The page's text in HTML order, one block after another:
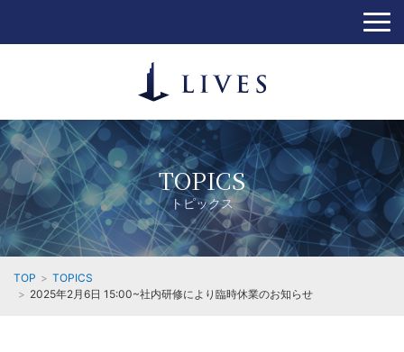
TOPICS
トピックス
TOP
TOPICS
2025年2月6日 15:00~社内研修により臨時休業のお知らせ